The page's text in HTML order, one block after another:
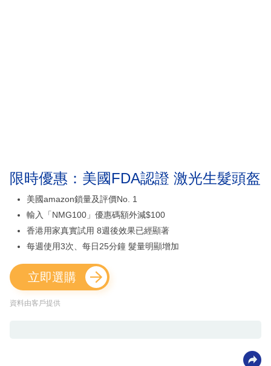
限時優惠：美國FDA認證 激光生髮頭盔
美國amazon鎖量及評價No. 1
輸入「NMG100」優惠碼額外減$100
香港用家真實試用 8週後效果已經顯著
每週使用3次、每日25分鐘 髮量明顯增加
立即選購
資料由客戶提供